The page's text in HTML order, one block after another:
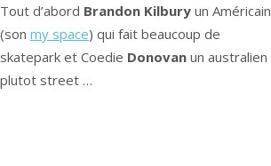
Tout d’abord Brandon Kilbury un Américain
(son my space) qui fait beaucoup de
skatepark et Coedie Donovan un australien
plutot street …